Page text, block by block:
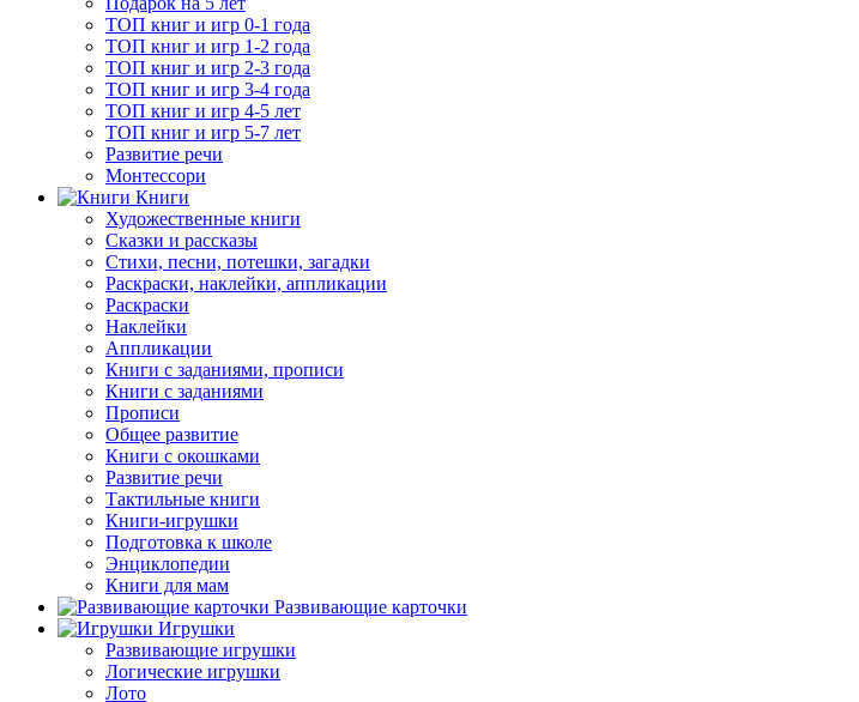
ТОП книг и игр 0-1 года
ТОП книг и игр 1-2 года
ТОП книг и игр 2-3 года
ТОП книг и игр 3-4 года
ТОП книг и игр 4-5 лет
ТОП книг и игр 5-7 лет
Развитие речи
Монтессори
Книги
Художественные книги
Сказки и рассказы
Стихи, песни, потешки, загадки
Раскраски, наклейки, аппликации
Раскраски
Наклейки
Аппликации
Книги с заданиями, прописи
Книги с заданиями
Прописи
Общее развитие
Книги с окошками
Развитие речи
Тактильные книги
Книги-игрушки
Подготовка к школе
Энциклопедии
Книги для мам
Развивающие карточки
Игрушки
Развивающие игрушки
Логические игрушки
Лото